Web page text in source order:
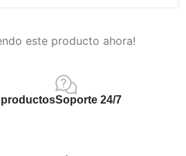
este producto ahora!
productosSoporte 24/7